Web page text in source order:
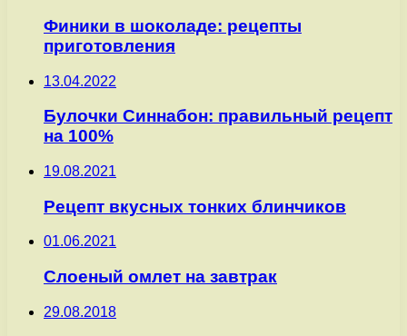
Финики в шоколаде: рецепты
приготовления
13.04.2022
Булочки Синнабон: правильный рецепт
на 100%
19.08.2021
Рецепт вкусных тонких блинчиков
01.06.2021
Слоеный омлет на завтрак
29.08.2018